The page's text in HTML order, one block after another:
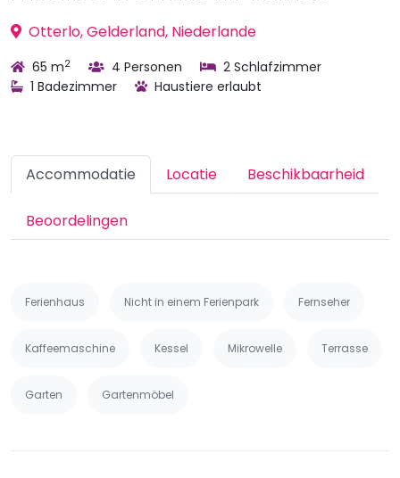
Otterlo, Gelderland, Niederlande
65 m2 4 Personen
2 Schlafzimmer
1 Badezimmer
Haustiere erlaubt
Accommodatie Locatie Beschikbaarheid
Beoordelingen
Ferienhaus Nicht in einem Ferienpark Fernseher
Kaffeemaschine Kessel Mikrowelle Terrasse
Garten Gartenmöbel